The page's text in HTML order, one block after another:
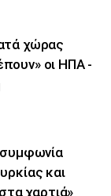
χώρας
οι ΗΠΑ -
συμφωνία
και
χαρτιά»